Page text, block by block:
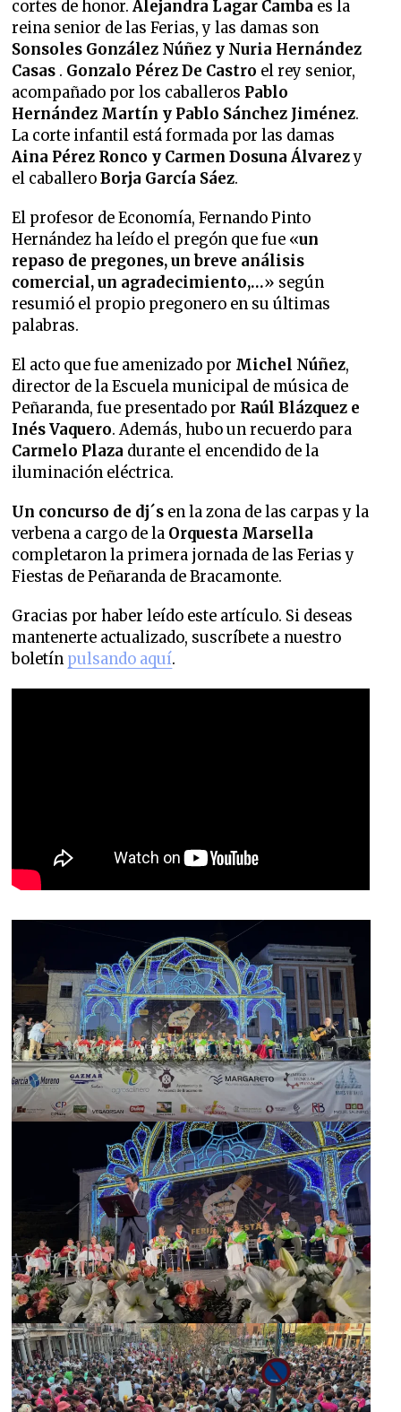
cortes de honor.Alejandra Lagar Camba es la
reina senior de las Ferias, y las damas son
Sonsoles González Núñez y Nuria Hernández
Casas . Gonzalo Pérez De Castro el rey senior,
acompañado por los caballeros Pablo
Hernández Martín y Pablo Sánchez Jiménez.
La corte infantil está formada por las damas
Aina Pérez Ronco y Carmen Dosuna Álvarezy
el caballeroBorja García Sáez.
El profesor de Economía, Fernando Pinto
Hernández ha leído el pregón que fue «un
repaso de pregones, un breve análisis
comercial, un agradecimiento,…» según
resumió el propio pregonero en su últimas
palabras.
El acto que fue amenizado por Michel Núñez,
director de la Escuela municipal de música de
Peñaranda, fue presentado por Raúl Blázquez e
Inés Vaquero. Además, hubo un recuerdo para
Carmelo Plaza durante el encendido de la
iluminación eléctrica.
Un concurso de dj´s en la zona de las carpas y la
verbena a cargo de la Orquesta Marsella
completaron la primera jornada de las Ferias y
Fiestas de Peñaranda de Bracamonte.
Gracias por haber leído este artículo. Si deseas
mantenerte actualizado, suscríbete a nuestro
boletín pulsando aquí.